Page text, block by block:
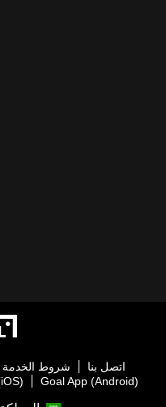
اتصل بنا شروط الخدمة
Goal App (Android)